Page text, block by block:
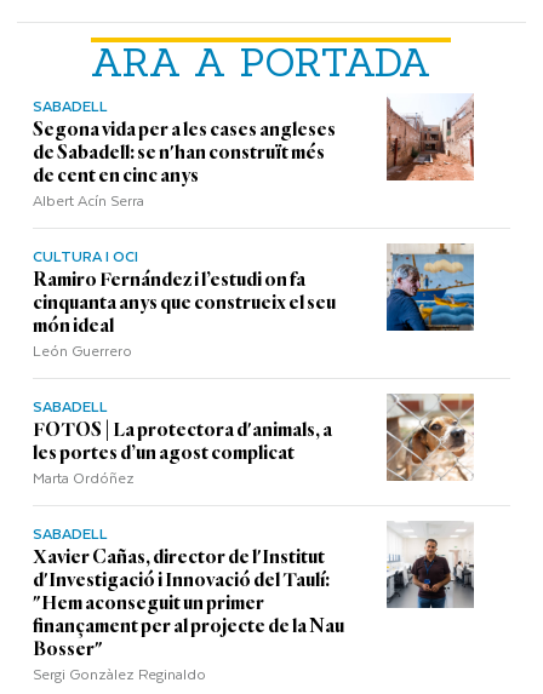
ARA A PORTADA
SABADELL
Segona vida per a les cases angleses
de Sabadell: se n'han construït més
de cent en cinc anys
Albert Acín Serra
CULTURA I OCI
Ramiro Fernández i l’estudi on fa
cinquanta anys que construeix el seu
món ideal
León Guerrero
SABADELL
FOTOS | La protectora d'animals, a
les portes d’un agost complicat
Marta Ordóñez
SABADELL
Xavier Cañas, director de l'Institut
d'Investigació i Innovació del Taulí:
"Hem aconseguit un primer
finançament per al projecte de la Nau
Bosser"
Sergi Gonzàlez Reginaldo